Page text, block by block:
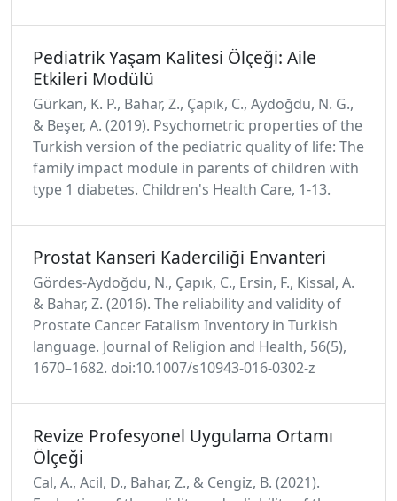
Pediatrik Yaşam Kalitesi Ölçeği: Aile
Etkileri Modülü
Gürkan, K. P., Bahar, Z., Çapık, C., Aydoğdu, N. G.,
& Beşer, A. (2019). Psychometric properties of the
Turkish version of the pediatric quality of life: The
family impact module in parents of children with
type 1 diabetes. Children's Health Care, 1-13.
Prostat Kanseri Kaderciliği Envanteri
Gördes-Aydoğdu, N., Çapık, C., Ersin, F., Kissal, A.
& Bahar, Z. (2016). The reliability and validity of
Prostate Cancer Fatalism Inventory in Turkish
language. Journal of Religion and Health, 56(5),
1670–1682. doi:10.1007/s10943-016-0302-z
Revize Profesyonel Uygulama Ortamı
Ölçeği
Cal, A., Acil, D., Bahar, Z., & Cengiz, B. (2021).